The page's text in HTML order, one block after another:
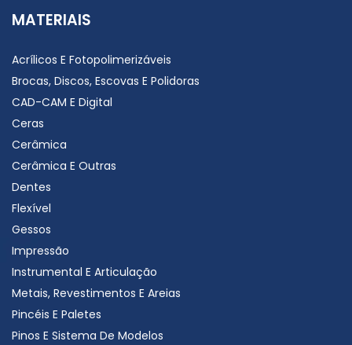
MATERIAIS
Acrílicos E Fotopolimerizáveis
Brocas, Discos, Escovas E Polidoras
CAD-CAM E Digital
Ceras
Cerâmica
Cerâmica E Outras
Dentes
Flexível
Gessos
Impressão
Instrumental E Articulação
Metais, Revestimentos E Areias
Pincéis E Paletes
Pinos E Sistema De Modelos